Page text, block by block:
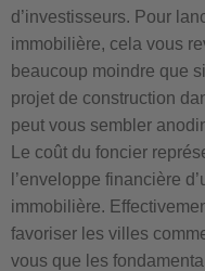
d’investisseurs. Pour
immobilière, cela vous
beaucoup moindre que
projet de construction
peut vous sembler
Le coût du foncier
l’enveloppe financière
immobilière.
favoriser les villes
vous que les